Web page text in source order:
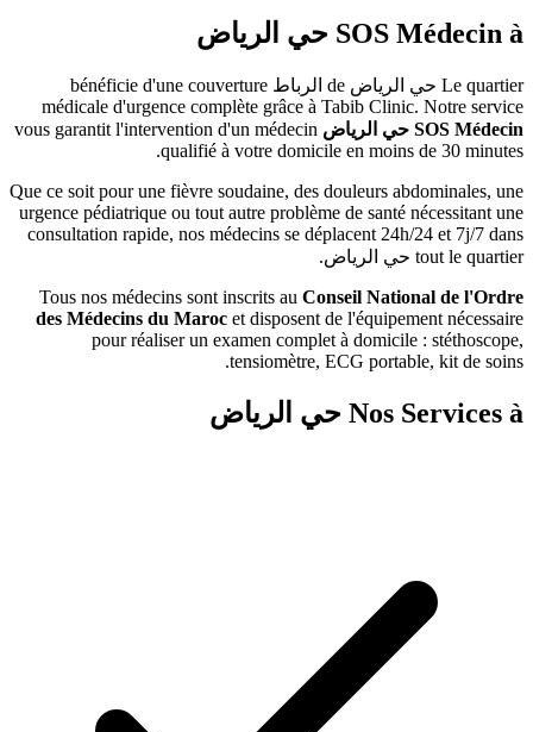
SOS حي الرياض
de الرباط bénéficie d'une couverture
médicale d'urgence complète grâce à Tabib
الرياض vous garantit l'intervention d'un médecin
qualifié à votre domicile en
Que ce soit pour une fièvre soudaine, des douleurs
urgence pédiatrique ou tout autre problème de
consultation rapide, nos médecins se déplacent
الرياض.
Tous nos médecins sont inscrits auConseil
des Médecins du Marocet disposent de
pour réaliser un examen complet à
tensiomètre, ECG
Nos حي الرياض